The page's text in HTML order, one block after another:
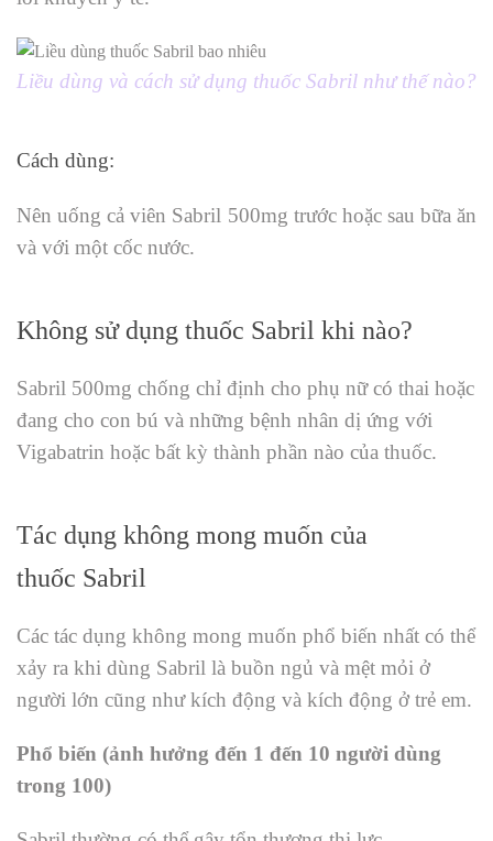
Liều dùng và cách sử dụng thuốc Sabril như thế nào?
Cách dùng:
Nên uống cả viên Sabril 500mg trước hoặc sau bữa ăn
và với một cốc nước.
Không sử dụng thuốc Sabril khi nào?
Sabril 500mg chống chỉ định cho phụ nữ có thai hoặc
đang cho con bú và những bệnh nhân dị ứng với
Vigabatrin hoặc bất kỳ thành phần nào của thuốc.
Tác dụng không mong muốn của
thuốc Sabril
Các tác dụng không mong muốn phổ biến nhất có thể
xảy ra khi dùng Sabril là buồn ngủ và mệt mỏi ở
người lớn cũng như kích động và kích động ở trẻ em.
Phổ biến (ảnh hưởng đến 1 đến 10 người dùng
trong 100)